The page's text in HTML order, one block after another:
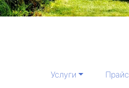
Услуги Прайс